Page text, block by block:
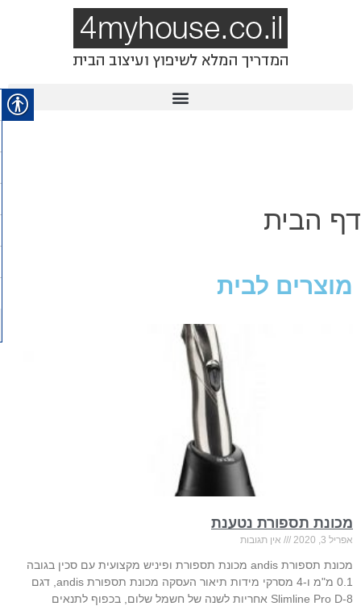
דף הבית
מוצרים לבית
מכונת תספורת נטענת
אפריל 3, 2020 אין תגובות
מכונת תספורת andis מכונת תספורת ופיניש מקצועית עם סכין בגובה
0.1 מ"מ ו-4 מסרקי מידות תיאור העסקה מכונת תספורת andis, דגם
Slimline Pro D-8 אחריות לשנה של חשמל שלום, בכפוף לתנאים